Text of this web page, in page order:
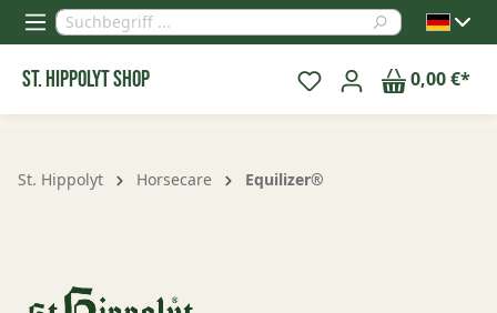
springen
St. Hippolyt Shop 0,00 €*
St. Hippolyt Horsecare Equilizer®